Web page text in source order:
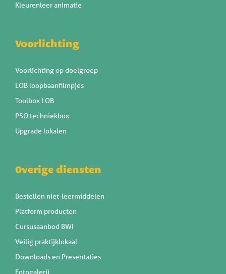
Kleurenleer animatie
Voorlichting
Voorlichting op doelgroep
LOB loopbaanfilmpjes
Toolbox LOB
PSO techniekbox
Upgrade lokalen
Overige diensten
Bestellen niet-leermiddelen
Platform producten
Cursusaanbod BWI
Veilig praktijklokaal
Downloads en Presentaties
Fotogalerij